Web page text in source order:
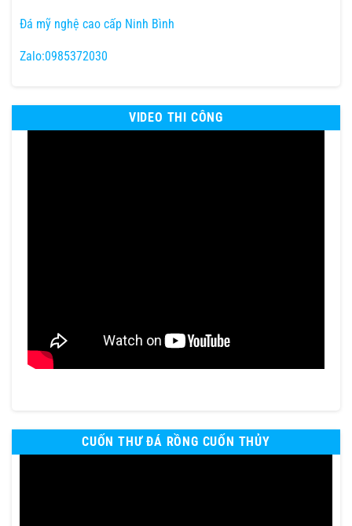
Đá mỹ nghệ cao cấp Ninh Bình
Zalo:0985372030
VIDEO THI CÔNG
CUỐN THƯ ĐÁ RỒNG CUỐN THỦY